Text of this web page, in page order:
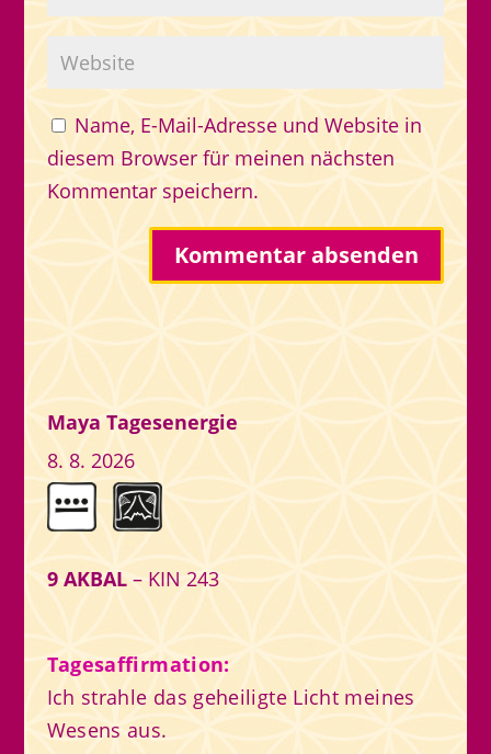
Name, E-Mail-Adresse und Website in
diesem Browser für meinen nächsten
Kommentar speichern.
Maya Tagesenergie
8. 8. 2026
9 AKBAL– KIN 243
Tagesaffirmation:
Ich strahle das geheiligte Licht meines
Wesens aus.